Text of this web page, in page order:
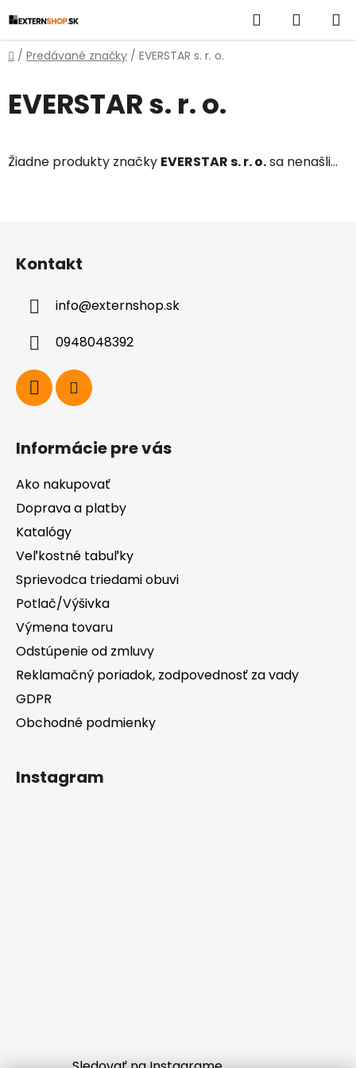
na
obsah
Hľadať
KOŠÍK
Domov
/ Predávané značky / EVERSTAR s. r. o.
EVERSTAR s. r. o.
Žiadne produkty značky EVERSTAR s. r. o.sa nenašli...
Kontakt
info@externshop.sk
0948048392
Informácie pre vás
Ako nakupovať
Doprava a platby
Katalógy
Veľkostné tabuľky
Sprievodca triedami obuvi
Potlač/Výšivka
Výmena tovaru
Odstúpenie od zmluvy
Reklamačný poriadok, zodpovednosť za vady
GDPR
Obchodné podmienky
Instagram